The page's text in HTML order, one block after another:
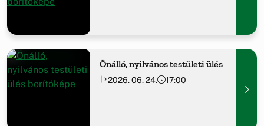
Önálló, nyilvános testületi ülés
2026. 06. 24. 17:00